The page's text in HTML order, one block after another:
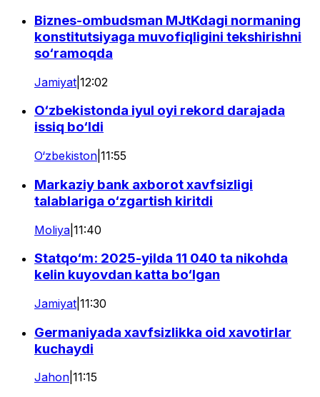
Biznes-ombudsman MJtKdagi normaning
konstitutsiyaga muvofiqligini tekshirishni
so‘ramoqda
Jamiyat 12:02
O‘zbekistonda iyul oyi rekord darajada
issiq bo‘ldi
O‘zbekiston 11:55
Markaziy bank axborot xavfsizligi
talablariga o‘zgartish kiritdi
Moliya 11:40
Statqo‘m: 2025-yilda 11 040 ta nikohda
kelin kuyovdan katta bo‘lgan
Jamiyat 11:30
Germaniyada xavfsizlikka oid xavotirlar
kuchaydi
Jahon 11:15